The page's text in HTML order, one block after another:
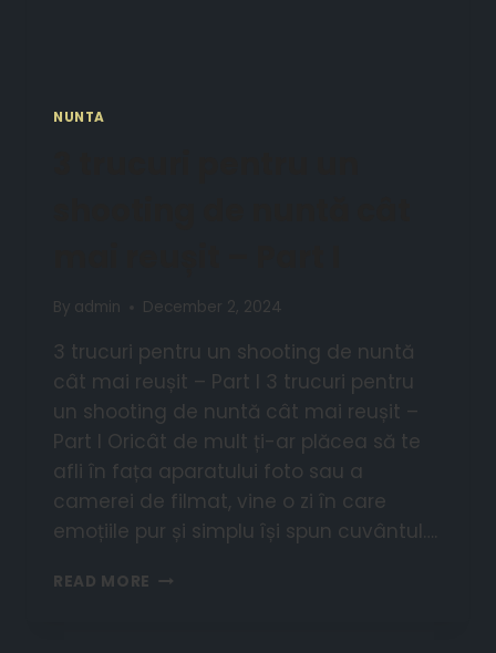
NUNTA
By admin December 2, 2024
3 trucuri pentru un shooting de nuntă
cât mai reușit – Part I 3 trucuri pentru
un shooting de nuntă cât mai reușit –
Part I Oricât de mult ți-ar plăcea să te
afli în fața aparatului foto sau a
camerei de filmat, vine o zi în care
emoțiile pur și simplu își spun cuvântul….
READ MORE